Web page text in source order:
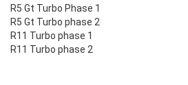
R5 Gt Turbo Phase 1
R5 Gt Turbo phase 2
R11 Turbo phase 1
R11 Turbo phase 2